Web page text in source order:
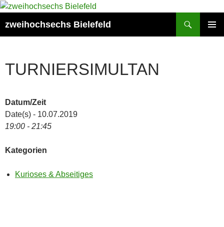
Zum
springen
zweihochsechs Bielefeld
TURNIERSIMULTAN
Datum/Zeit
Date(s) - 10.07.2019
19:00 - 21:45
Kategorien
Kurioses & Abseitiges